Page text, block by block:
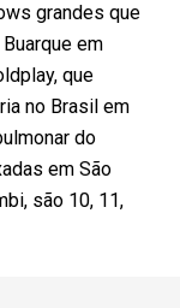
grandes que
em
que
no Brasil em
do
em São
são 10, 11,